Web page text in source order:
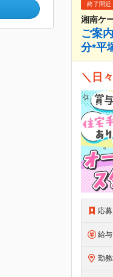
終了間近
湘南ケ
ご案
分*平
＼日
応
給与
勤